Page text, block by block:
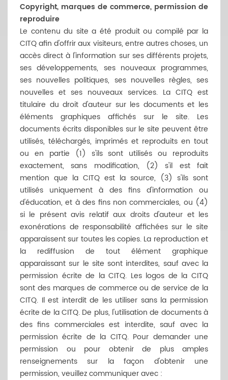
Copyright, marques de commerce, permission de
reproduire
Le contenu du site a été produit ou compilé par la
CITQ afin d'offrir aux visiteurs, entre autres choses, un
accès direct à l'information sur ses différents projets,
ses développements, ses nouveaux programmes,
ses nouvelles politiques, ses nouvelles règles, ses
nouvelles et ses nouveaux services. La CITQ est
titulaire du droit d'auteur sur les documents et les
éléments graphiques affichés sur le site. Les
documents écrits disponibles sur le site peuvent être
utilisés, téléchargés, imprimés et reproduits en tout
ou en partie (1) s'ils sont utilisés ou reproduits
exactement, sans modification, (2) s'il est fait
mention que la CITQ est la source, (3) s'ils sont
utilisés uniquement à des fins d'information ou
d'éducation, et à des fins non commerciales, ou (4)
si le présent avis relatif aux droits d'auteur et les
exonérations de responsabilité affichées sur le site
apparaissent sur toutes les copies. La reproduction et
la rediffusion de tout élément graphique
apparaissant sur le site sont interdites, sauf avec la
permission écrite de la CITQ. Les logos de la CITQ
sont des marques de commerce ou de service de la
CITQ. Il est interdit de les utiliser sans la permission
écrite de la CITQ. De plus, l'utilisation de documents à
des fins commerciales est interdite, sauf avec la
permission écrite de la CITQ. Pour demander une
permission ou pour obtenir de plus amples
renseignements sur la façon d'obtenir une
permission, veuillez communiquer avec :